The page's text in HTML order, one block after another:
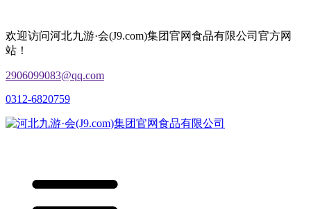
欢迎访问河北九游·会(J9.com)集团官网食品有限公司官方网
站！
2906099083@qq.com
0312-6820759